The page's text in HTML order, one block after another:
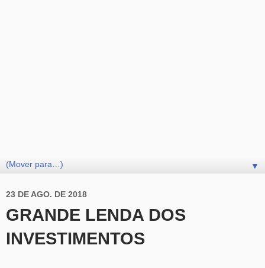
▼
23 DE AGO. DE 2018
GRANDE LENDA DOS
INVESTIMENTOS